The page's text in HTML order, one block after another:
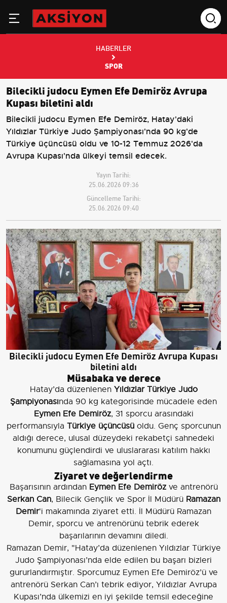
HABERLER
SPOR
Bilecikli judocu Eymen Efe Demiröz Avrupa
Kupası biletini aldı
Bilecikli judocu Eymen Efe Demiröz, Hatay'daki
Yıldızlar Türkiye Judo Şampiyonası'nda 90 kg'de
Türkiye üçüncüsü oldu ve 10-12 Temmuz 2026'da
Avrupa Kupası'nda ülkeyi temsil edecek.
Yayın Tarihi:
25.06.2026 09:36
Güncelleme Tarihi:
25.06.2026 09:40
Bilecikli judocu Eymen Efe Demiröz Avrupa Kupası
biletini aldı
Müsabaka ve derece
Hatay’da düzenlenen Yıldızlar Türkiye Judo
Şampiyonasında 90 kg kategorisinde mücadele eden
Eymen Efe Demiröz, 31 sporcu arasındaki
performansıyla Türkiye üçüncüsüoldu. Genç sporcunun
aldığı derece, ulusal düzeydeki rekabetçi sahnedeki
konumunu güçlendirdi ve uluslararası katılım hakkı
sağlamasına yol açtı.
Ziyaret ve değerlendirme
Başarısının ardından Eymen Efe Demirözve antrenörü
Serkan Can, Bilecik Gençlik ve Spor İl Müdürü Ramazan
Demir'i makamında ziyaret etti. İl Müdürü Ramazan
Demir, sporcu ve antrenörünü tebrik ederek
başarılarının devamını diledi.
Ramazan Demir, "Hatay’da düzenlenen Yıldızlar Türkiye
Judo Şampiyonası’nda elde edilen bu başarı bizleri
gururlandırmıştır. Sporcumuz Eymen Efe Demiröz’ü ve
antrenörü Serkan Can’ı tebrik ediyor, Yıldızlar Avrupa
Kupası’nda ülkemizi en iyi şekilde temsil edeceğine